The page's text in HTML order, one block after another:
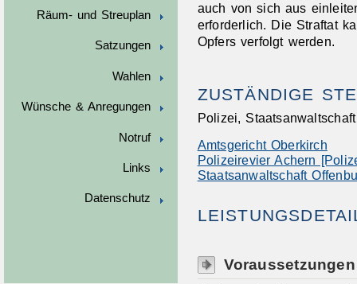
Räum- und Streuplan
Satzungen
Wahlen
Wünsche & Anregungen
Notruf
Links
Datenschutz
auch von sich aus
erforderlich. Die Straftat
Opfers verfolgt werden.
ZUSTÄNDIGE
Polizei,
Amtsgericht Oberkirch
Polizeirevier Achern
Staatsanwaltschaft
Voraussetzungen